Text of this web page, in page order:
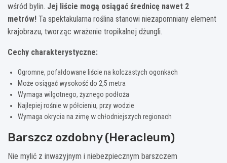
wśród bylin. Jej liście mogą osiągać średnicę nawet 2
metrów! Ta spektakularna roślina stanowi niezapomniany element
krajobrazu, tworząc wrażenie tropikalnej dżungli.
Cechy charakterystyczne:
Ogromne, pofałdowane liście na kolczastych ogonkach
Może osiągać wysokość do 2,5 metra
Wymaga wilgotnego, żyznego podłoża
Najlepiej rośnie w półcieniu, przy wodzie
Wymaga okrycia na zimę w chłodniejszych regionach
Barszcz ozdobny (Heracleum)
Nie mylić z inwazyjnym i niebezpiecznym barszczem